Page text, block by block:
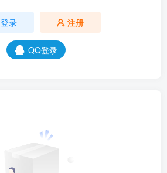
登录 注册
QQ登录